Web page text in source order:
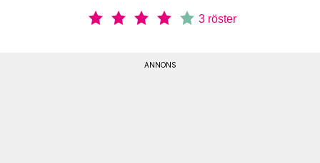
3röster